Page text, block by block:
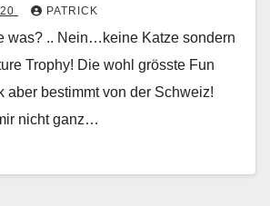
PATRICK
.. Nein…keine Katze sondern
Trophy! Die wohl grösste Fun
aber bestimmt von der Schweiz!
nicht ganz…